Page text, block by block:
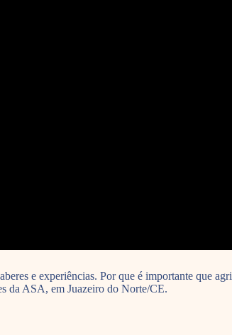
e experiências. Por que é importante que
da ASA, em Juazeiro do Norte/CE.